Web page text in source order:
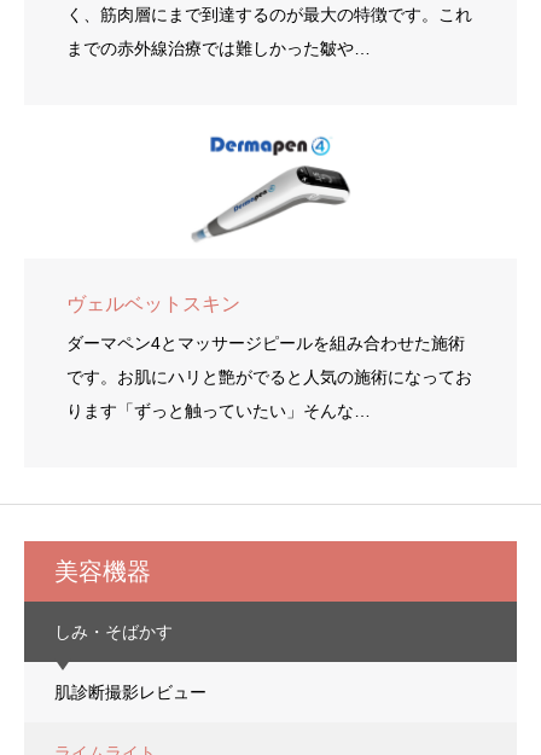
く、筋肉層にまで到達するのが最大の特徴です。これ
までの赤外線治療では難しかった皺や…
ヴェルベットスキン
ダーマペン4とマッサージピールを組み合わせた施術
です。お肌にハリと艶がでると人気の施術になってお
ります「ずっと触っていたい」そんな…
美容機器
しみ・そばかす
肌診断撮影レビュー